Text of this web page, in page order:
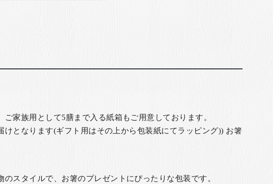
家族用として5膳まで入る紙箱もご用意しております。
となります(ギフト用はその上から包装紙にてラッピング)) お箸
スタイルで、お箸のプレゼントにぴったりな包装です。